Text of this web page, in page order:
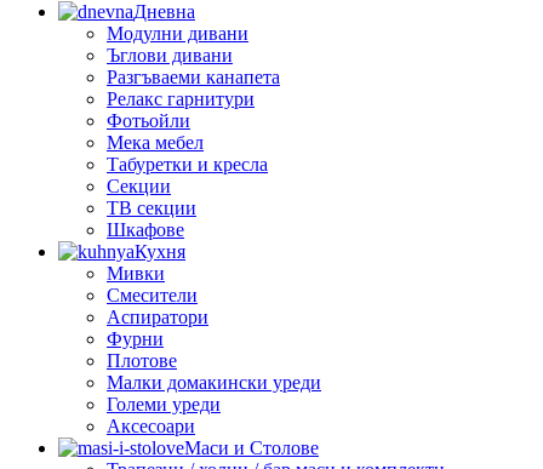
Дневна
Модулни дивани
Ъглови дивани
Разгъваеми канапета
Релакс гарнитури
Фотьойли
Мека мебел
Табуретки и кресла
Секции
ТВ секции
Шкафове
Кухня
Мивки
Смесители
Аспиратори
Фурни
Плотове
Малки домакински уреди
Големи уреди
Аксесоари
Маси и Столове